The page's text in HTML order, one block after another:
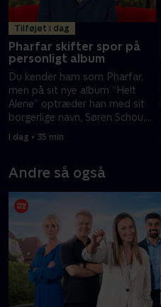
Tilføjet i dag
Pharfar skifter spor på
personligt album
Du kender ham som Pharfar,
men på sit nye album “Helt
Alene” optræder han med sit
borgerlige navn, Søren Schou,
I dag • 35 min
Andre så også